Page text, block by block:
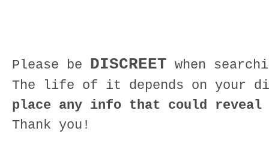
Please be DISCREET when
The life of it depends on your
place any info that could reveal
Thank you!